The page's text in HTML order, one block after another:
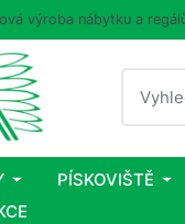
výroba nábytku a
Vyhledat
PÍSKOVIŠTĚ